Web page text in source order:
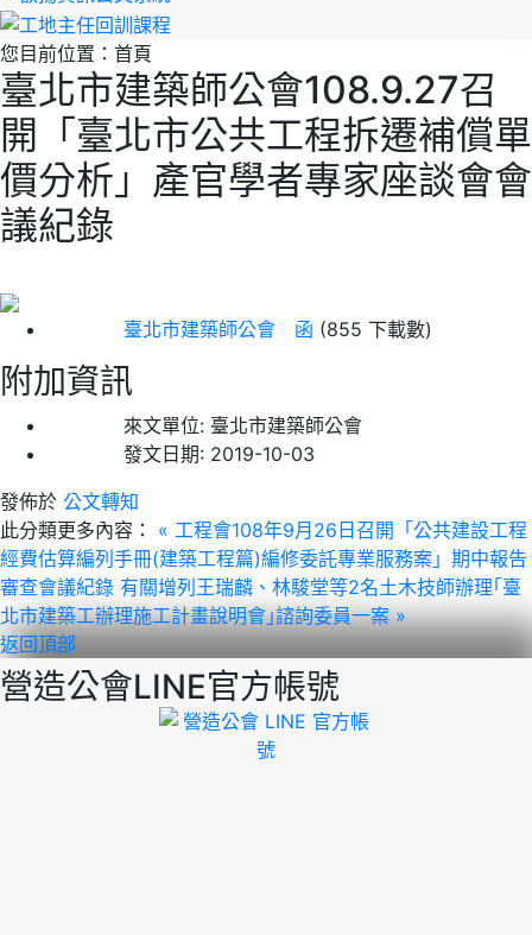
您目前位置： 首頁
臺北市建築師公會108.9.27召
開「臺北市公共工程拆遷補償單
價分析」產官學者專家座談會會
議紀錄
臺北市建築師公會 函 (855 下載數)
附加資訊
來文單位: 臺北市建築師公會
發文日期: 2019-10-03
發佈於 公文轉知
此分類更多內容：
« 工程會108年9月26日召開「公共建設工程
經費估算編列手冊(建築工程篇)編修委託專業服務案」期中報告
審查會議紀錄 有關增列王瑞麟、林駿堂等2名土木技師辦理｢臺
北市建築工辦理施工計畫說明會｣諮詢委員一案 »
返回頂部
營造公會LINE官方帳號